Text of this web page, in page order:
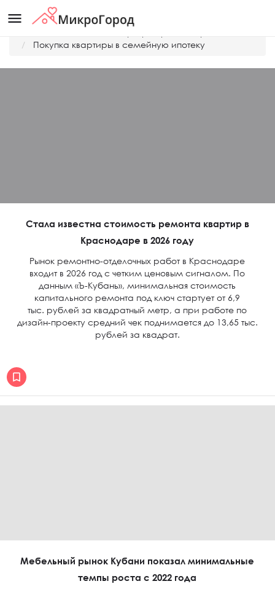
menu
Покупка квартиры в семейную ипотеку
Стала известна стоимость ремонта квартир в
Краснодаре в 2026 году
Рынок ремонтно-отделочных работ в Краснодаре
входит в 2026 год с четким ценовым сигналом. По
данным «Ъ-Кубань», минимальная стоимость
капитального ремонта под ключ стартует от 6,9
тыс. рублей за квадратный метр, а при работе по
дизайн-проекту средний чек поднимается до 13,65 тыс.
рублей за квадрат.
Мебельный рынок Кубани показал минимальные
темпы роста с 2022 года